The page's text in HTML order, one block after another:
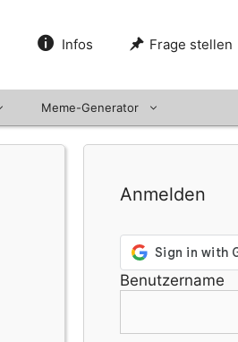
Infos Frage stellen
Meme-Generator
Anmelden
Benutzername